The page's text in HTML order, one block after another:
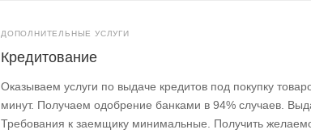
ДОПОЛНИТЕЛЬНЫЕ УСЛУГИ
Кредитование
Оказываем услуги по выдаче кредитов под покупку
минут. Получаем одобрение банками в 94% случаев.
Требования к заемщику минимальные. Получить